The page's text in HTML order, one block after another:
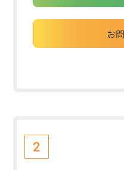
お
2